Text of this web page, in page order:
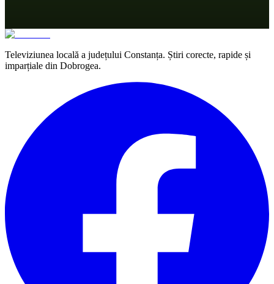
Televiziunea locală a județului Constanța. Știri corecte, rapide și
imparțiale din Dobrogea.